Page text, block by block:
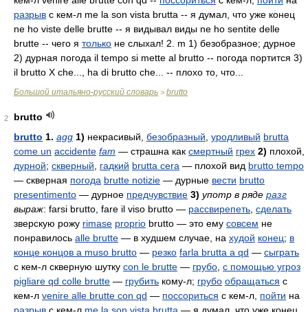
разрыв с кем-л me la son vista brutta -- я думал, что уже конец
ne ho viste delle brutte -- я видывал виды ne ho sentite delle
brutte -- чего я только не слыхал! 2. m 1) безобразное; дурное
2) дурная погода il tempo si mette al brutto -- погода портится 3)
il brutto Х che..., ha di brutto che... -- плохо то, что...
Большой итальяно-русский словарь > brutto
2
brutto
brutto 1. agg 1) некрасивый, безобразный уродливый brutta
come un accidente fam — страшна как смертный грех 2) плохой,
дурной; скверный гадкий brutta cera — плохой вид brutto tempo
— скверная погода brutte notizie — дурные вести brutto
presentimento — дурное предчувствие 3) употр в ряде разг
выраж: farsi brutto, fare il viso brutto — рассвирепеть сделать
зверскую рожу rimase proprio brutto — это ему совсем не
понравилось alle brutte — в худшем случае, на худой конец; в
конце концов a muso brutto — резко farla brutta a qd — сыграть
с кем-л скверную шутку con le brutte — грубо с помощью угроз
pigliare qd colle brutte — грубить кому-л; грубо обращаться с
кем-л venire alle brutte con qd — поссориться с кем-л, пойти на